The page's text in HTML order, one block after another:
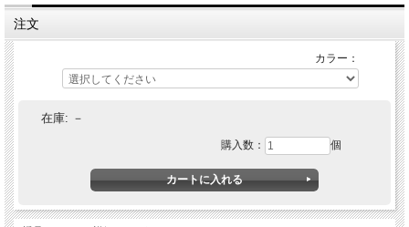
アッソブのキャンプカテゴリーの中でも人気のコンテナボックス。
少し大きなコンテナボックス48cm×30cm（幅）×30cm（高さ）で2段式タイプ。
ある程度重量のあるカセットコンロやツーバーナーを上に収納して、下段はダッチ
オーブンから少し大きなランタン等を入れて持ち運ぶ事ができます。
また本モデルにはタイプCのUSBポートも備えているので内部にモバイルバッテリ
AS2OVアウトドアアイテムで人気のある305Dポリエステルに、ポリカーボネート
のコーティング加工を施したオリジナルファブリックです。
注文
カラー：
在庫: －
購入数： 個